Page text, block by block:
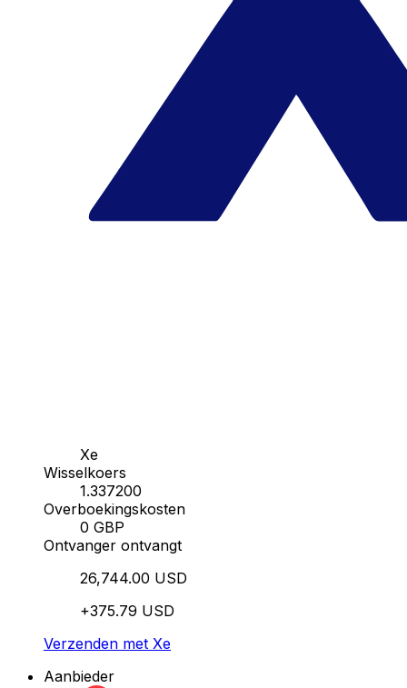
Xe
Wisselkoers
1.337200
Overboekingskosten
0 GBP
Ontvanger ontvangt
26,744.00 USD
+375.79 USD
Verzenden met Xe
Aanbieder